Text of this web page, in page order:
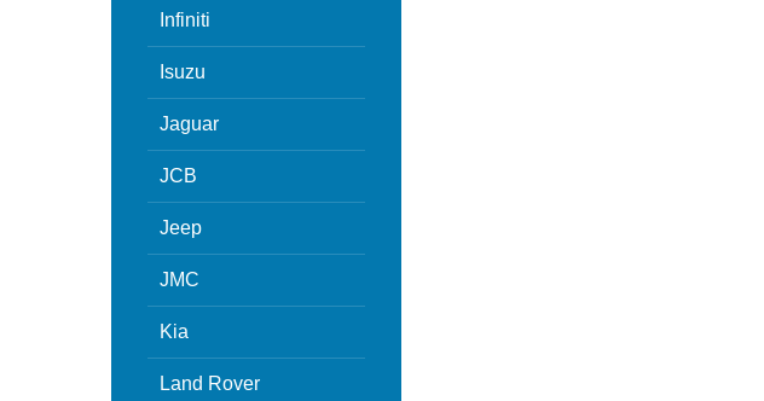
Infiniti
Isuzu
Jaguar
JCB
Jeep
JMC
Kia
Land Rover